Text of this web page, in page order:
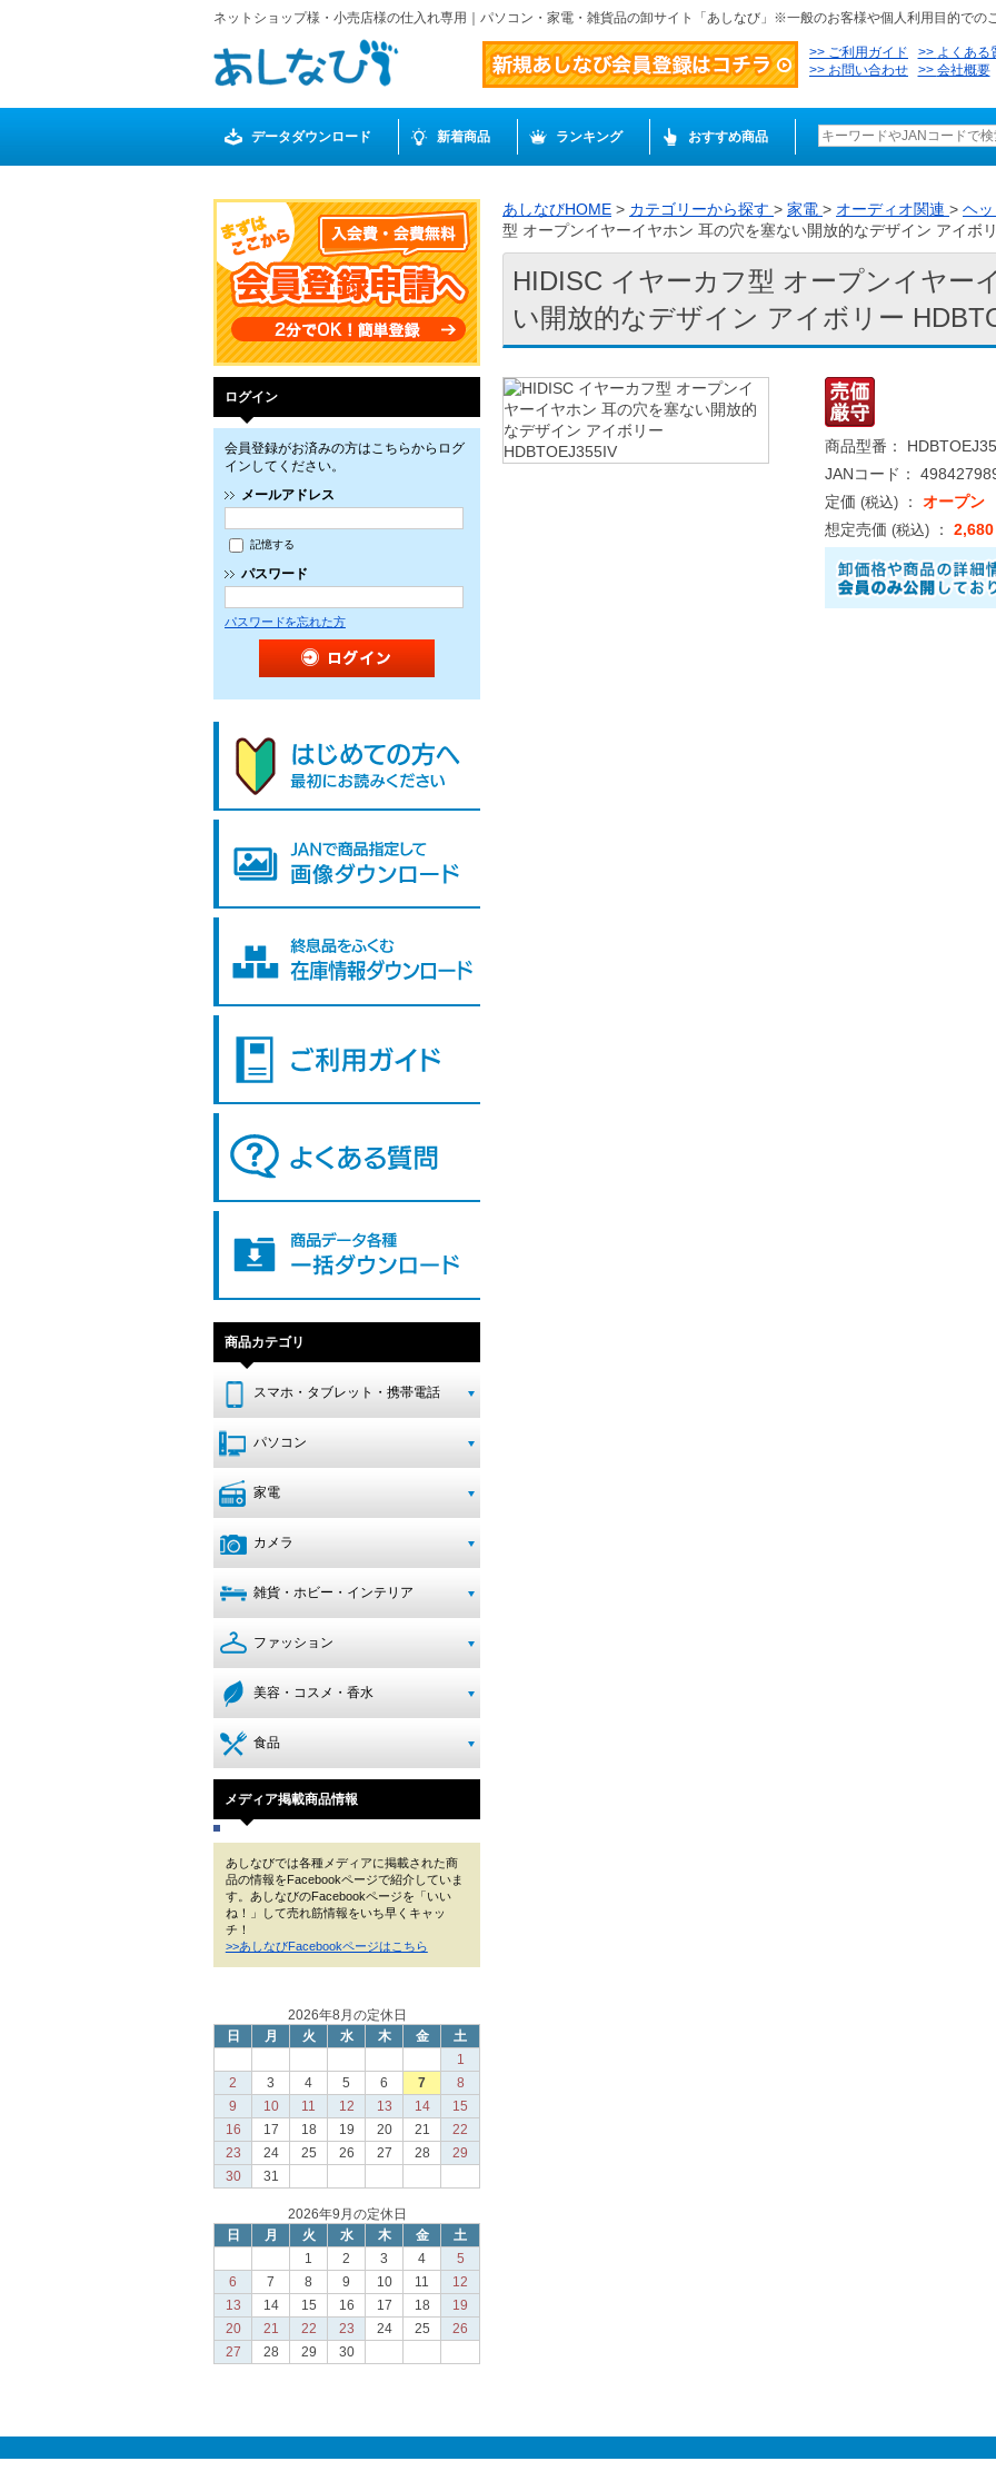
ネットショップ様・小売店様の仕入れ専用｜パソコン・家電・雑貨品の卸サイト「あしなび」※一般のお客様や個人利用目的での
ご利用ガイド
よくある
お問い合わせ
会社概要
データダウンロード 新着商品 ランキング おすすめ商品
ログイン
会員登録がお済みの方はこちらからログ
インしてください。
メールアドレス
記憶する
パスワード
パスワードを忘れた方
商品カテゴリ
スマホ・タブレット・携帯電話
パソコン
家電
カメラ
雑貨・ホビー・インテリア
ファッション
美容・コスメ・香水
食品
メディア掲載商品情報
あしなびでは各種メディアに掲載された商
品の情報をFacebookページで紹介していま
す。あしなびのFacebookページを「いい
ね！」して売れ筋情報をいち早くキャッ
チ！
>>あしなびFacebookページはこちら
2026年8月の定休日
日
月 火 水 木 金
土
1
2
3 4 5 6 7
8
9
10 11 12 13 14
15
16
17 18 19 20 21
22
23
24 25 26 27 28
29
30
31
2026年9月の定休日
日
月 火 水 木 金
土
1
2 3 4
5
6
7 8 9 10 11
12
13
14 15 16 17 18
19
20
21 22 23 24 25
26
27
28 29 30
あしなびHOME > カテゴリーから探す > 家電 > オーディオ関連 > ヘ
型 オープンイヤーイヤホン 耳の穴を塞ない開放的なデザイン アイボ
HIDISC イヤーカフ型 オープンイヤー
い開放的なデザイン アイボリー
商品型番：
JANコード：
定価 (税込) ： オープン
想定売価 (税込) ：